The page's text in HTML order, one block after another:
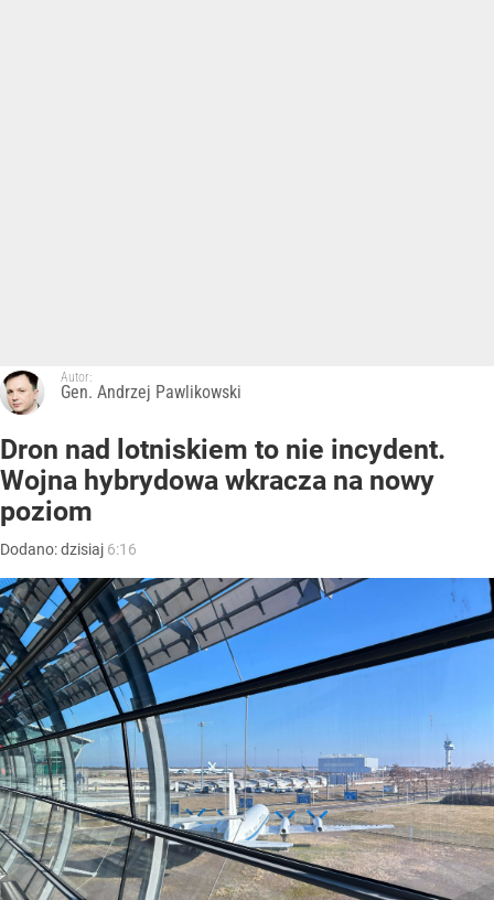
Autor:
Gen. Andrzej Pawlikowski
Dron nad lotniskiem to nie incydent.
Wojna hybrydowa wkracza na nowy
poziom
Dodano:dzisiaj 6:16